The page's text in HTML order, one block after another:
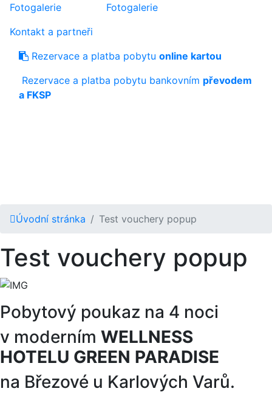
Fotogalerie
Fotogalerie
Kontakt a partneři
Rezervace a platba pobytu online kartou
Rezervace a platba pobytu bankovním převodem
a FKSP
Úvodní stránka Test vouchery popup
Test vouchery popup
Pobytový poukaz na 4 noci
v moderním WELLNESS
HOTELU GREEN PARADISE
na Březové u Karlových Varů.